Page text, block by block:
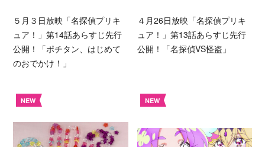
５月３日放映「名探偵プリキ
ュア！」第14話あらすじ先行
公開！「ポチタン、はじめて
のおでかけ！」
４月26日放映「名探偵プリキ
ュア！」第13話あらすじ先行
公開！「名探偵VS怪盗」
NEW NEW